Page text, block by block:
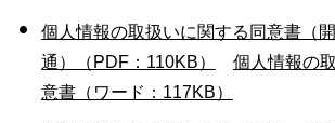
個人情報の取扱いに関する同意書（
通）（PDF：110KB）
個人情報の
意書（ワード：117KB）